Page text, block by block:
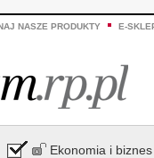
NASZE PRODUKTY E-
Ekonomia i biznes